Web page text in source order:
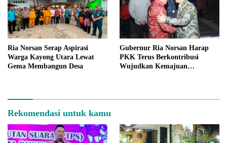
Ria Norsan Serap Aspirasi
Warga Kayong Utara Lewat
Gema Membangun Desa
Gubernur Ria Norsan Harap
PKK Terus Berkontribusi
Wujudkan Kemajuan
Rekomendasi untuk kamu